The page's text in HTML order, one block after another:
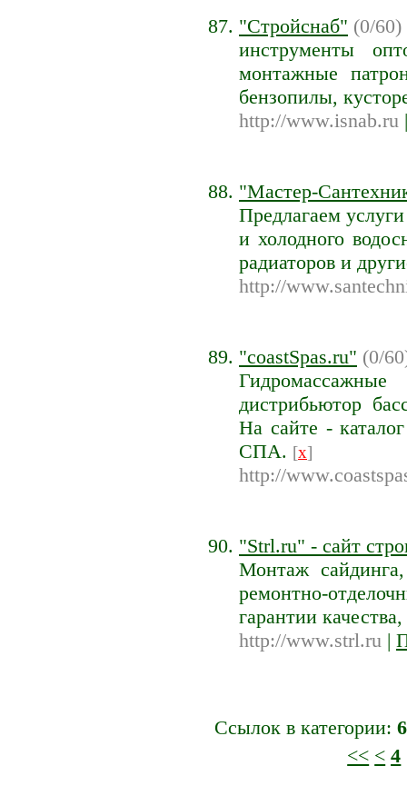
"Стройснаб" (0/60)
инструменты
монтажные
бензопилы,
http://www.isnab.ru
"Мастер-
Предлагаем
и холодного
радиаторов и
http://
"coastSpas.ru" (0/
дистрибьютор
На сайте -
СПА. [x]
http://
"Strl.ru" - сайт
Монтаж
ремонтно-
гарантии
http://www.strl.ru |
Ссылок в категории:
<< < 4